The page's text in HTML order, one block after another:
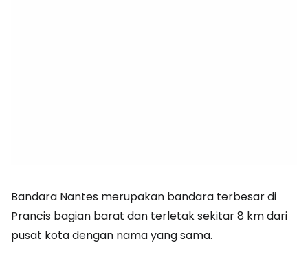
Bandara Nantes merupakan bandara terbesar di
Prancis bagian barat dan terletak sekitar 8 km dari
pusat kota dengan nama yang sama.